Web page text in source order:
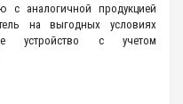
с аналогичной продукцией
на выгодных условиях
устройство с учетом